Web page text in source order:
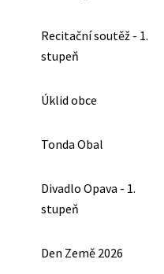
Recitační soutěž - 1.
stupeň
Úklid obce
Tonda Obal
Divadlo Opava - 1.
stupeň
Den Země 2026